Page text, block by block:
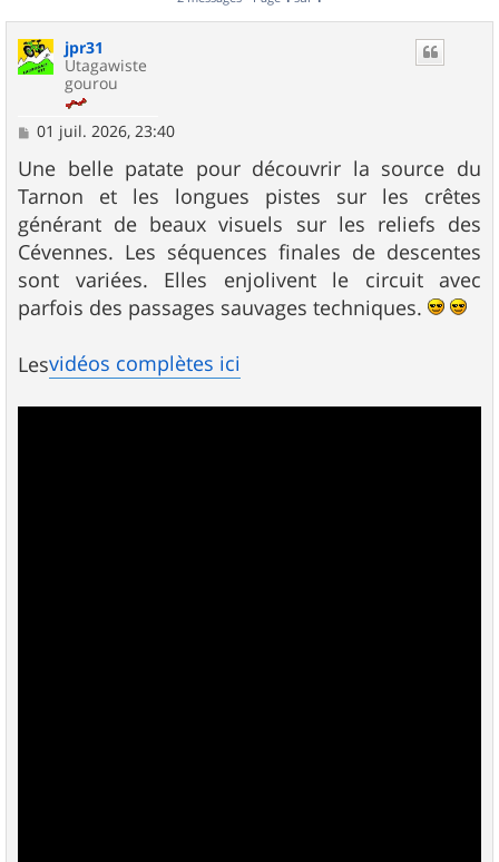
jpr31
Utagawiste
gourou
M
s
s
a
g
e
01 juil. 2026, 23:40
Une belle patate pour découvrir la source du
Tarnon et les longues pistes sur les crêtes
générant de beaux visuels sur les reliefs des
Cévennes. Les séquences finales de descentes
sont variées. Elles enjolivent le circuit avec
parfois des passages sauvages techniques.
Lesvidéos complètes ici